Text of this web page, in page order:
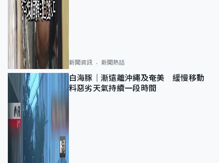
新聞資訊 新聞熱話
白海豚｜漸遠離沖繩及奄美 緩慢移動
料惡劣天氣持續一段時間